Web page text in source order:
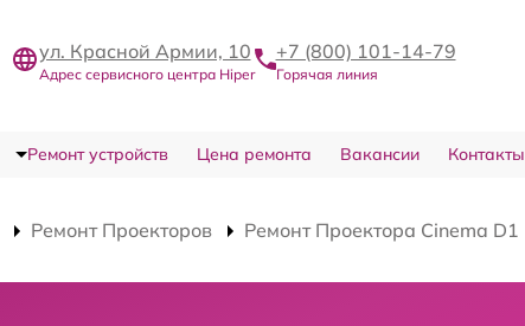
ул. Красной Армии, 10
Адрес сервисного центра Hiper
+7 (800) 101-14-79
Горячая линия
Ремонт устройств Цена ремонта Вакансии Контакты
Ремонт Проекторов Ремонт Проектора Cinema D1